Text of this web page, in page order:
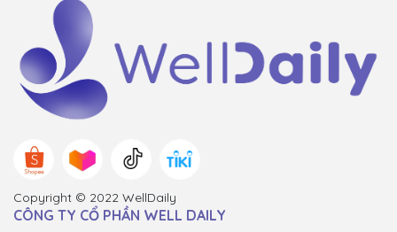
Copyright © 2022 WellDaily
CÔNG TY CỔ PHẦN WELL DAILY